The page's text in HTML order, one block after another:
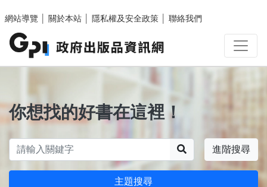
網站導覽
關於本站 隱私權及安全政策 聯絡我們
你想找的好書在這裡！
進階搜尋
主題搜尋